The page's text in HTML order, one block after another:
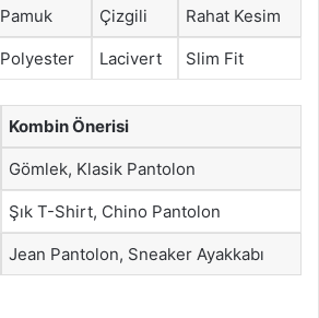
Pamuk Çizgili Rahat Kesim
Polyester Lacivert Slim Fit
Kombin Önerisi
Gömlek, Klasik Pantolon
Şık T-Shirt, Chino Pantolon
Jean Pantolon, Sneaker Ayakkabı